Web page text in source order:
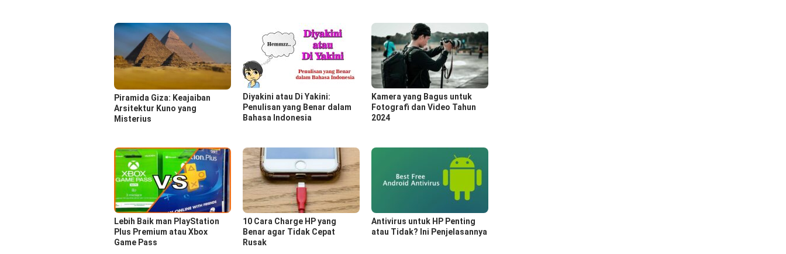
Piramida Giza: Keajaiban
Arsitektur Kuno yang
Misterius
Diyakini atau Di Yakini:
Penulisan yang Benar dalam
Bahasa Indonesia
Kamera yang Bagus untuk
Fotografi dan Video Tahun
2024
Lebih Baik man PlayStation
Plus Premium atau Xbox
Game Pass
10 Cara Charge HP yang
Benar agar Tidak Cepat
Rusak
Antivirus untuk HP Penting
atau Tidak? Ini Penjelasannya